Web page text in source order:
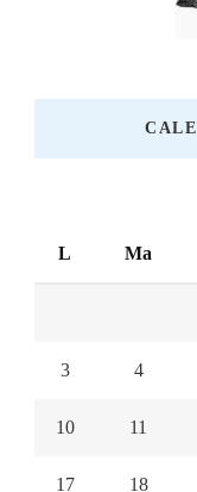
L Ma
3 4
10 11
17 18